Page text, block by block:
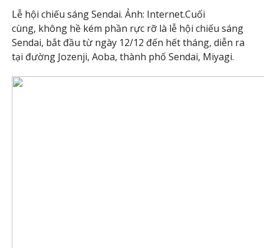
Lễ hội chiếu sáng Sendai. Ảnh: Internet.Cuối
cùng, không hề kém phần rực rỡ là lễ hội chiếu sáng
Sendai, bắt đầu từ ngày 12/12 đến hết tháng, diễn ra
tại đường Jozenji, Aoba, thành phố Sendai, Miyagi.